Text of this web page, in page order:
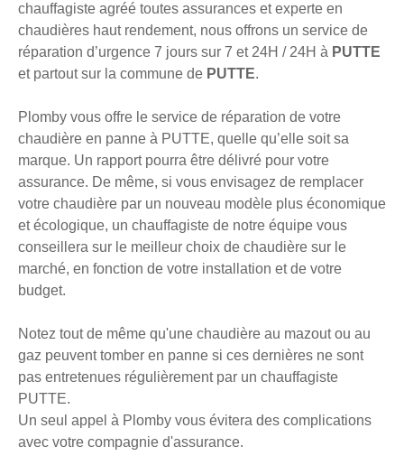
chauffagiste agréé toutes assurances et experte en
chaudières haut rendement, nous offrons un service de
réparation d’urgence 7 jours sur 7 et 24H / 24H à PUTTE
et partout sur la commune de PUTTE.
Plomby vous offre le service de réparation de votre
chaudière en panne à PUTTE, quelle qu’elle soit sa
marque. Un rapport pourra être délivré pour votre
assurance. De même, si vous envisagez de remplacer
votre chaudière par un nouveau modèle plus économique
et écologique, un chauffagiste de notre équipe vous
conseillera sur le meilleur choix de chaudière sur le
marché, en fonction de votre installation et de votre
budget.
Notez tout de même qu'une chaudière au mazout ou au
gaz peuvent tomber en panne si ces dernières ne sont
pas entretenues régulièrement par un chauffagiste
PUTTE.
Un seul appel à Plomby vous évitera des complications
avec votre compagnie d'assurance.